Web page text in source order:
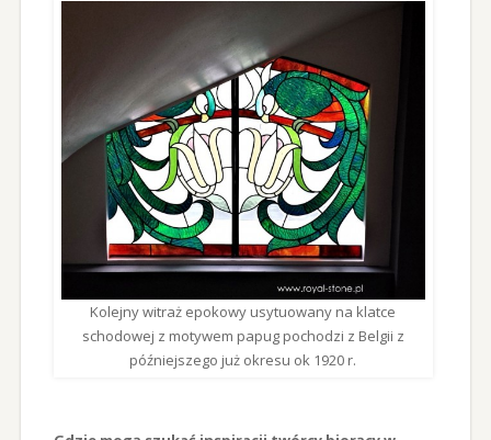
Kolejny witraż epokowy usytuowany na klatce
schodowej z motywem papug pochodzi z Belgii z
późniejszego już okresu ok 1920 r.